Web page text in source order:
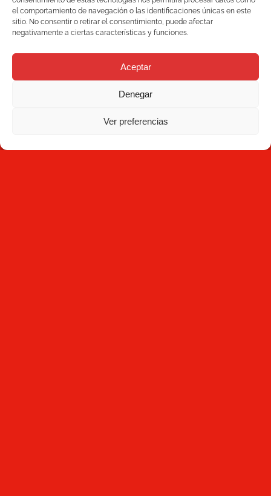
el comportamiento de navegación o las identificaciones únicas en este
sitio. No consentir o retirar el consentimiento, puede afectar
negativamente a ciertas características y funciones.
Aceptar
Denegar
Ver preferencias
Serviços